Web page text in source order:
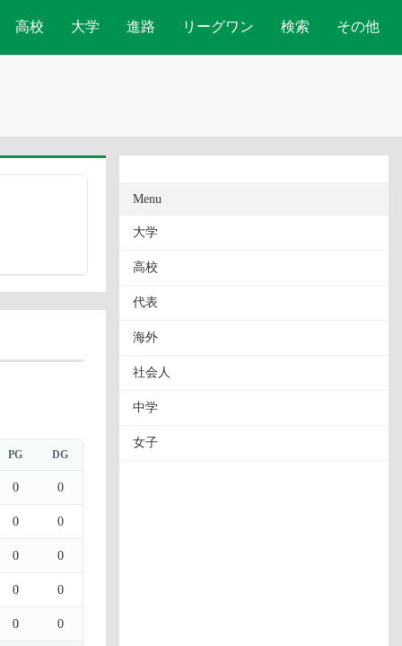
高校 大学 進路 リーグワン 検索 その他
PG DG
0 0
0 0
0 0
0 0
0 0
Menu
大学
高校
代表
海外
社会人
中学
女子